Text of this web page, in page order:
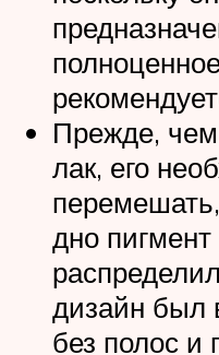
Прежде,
лак, его
дно
дизайн был
без полос и